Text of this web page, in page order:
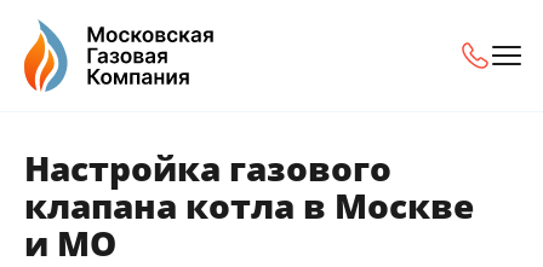
Настройка газового
клапана котла в Москве
и МО